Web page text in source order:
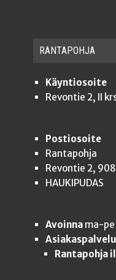
RAN­TA­POH­JA
Käyntiosoite
Revontie 2, II
Postiosoite
Rantapohja
Revontie 2,
HAUKIPUDAS
Avoinnama-pe
Asiakaspalvelu
Rantapohja